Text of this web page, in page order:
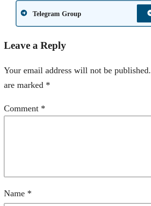
Telegram Group
Leave a Reply
Your email address will not be published.
are marked *
Comment *
Name *